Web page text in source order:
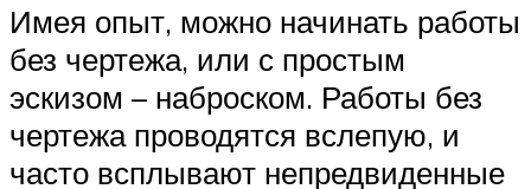
Имея опыт, можно начинать работы
без чертежа, или с простым
эскизом – наброском. Работы без
чертежа проводятся вслепую, и
часто всплывают непредвиденные